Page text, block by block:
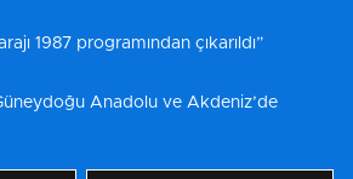
1987 programından çıkarıldı”
Anadolu ve Akdeniz’de